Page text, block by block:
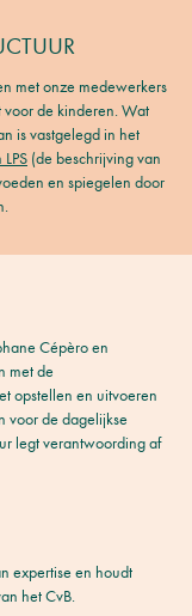
met onze medewerkers
de kinderen. Wat
is vastgelegd in het
(de beschrijving van
en spiegelen door
Cépèro en
met de
opstellen en uitvoeren
voor de dagelijkse
legt verantwoording af
expertise en houdt
het CvB.